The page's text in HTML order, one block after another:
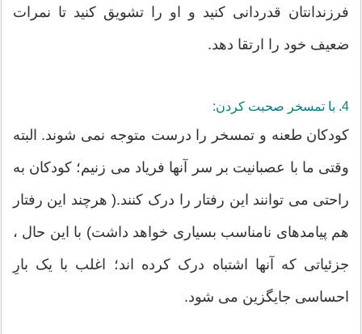
فرزندانتان قدردانی کنید و او را تشویق کنید تا نمرات
ضعیف خود را ارتقا دهد.
4. با تمسخر صحبت کردن:
کودکان طعنه و تمسخر را درست متوجه نمی شوند. البته
وقتی ما با عصبانیت بر سر آنها فریاد می زنیم؛ کودکان به
راحتی می توانند این رفتار را درک کنند.( هرچند این رفتار
هم پیامدهای نامناسب بسیاری خواهد داشت) با این حال ،
جزئیاتی که آنها اشتباه درک کرده اند؛ اغلب با یک بارِ
احساسی جایگزین می شود.